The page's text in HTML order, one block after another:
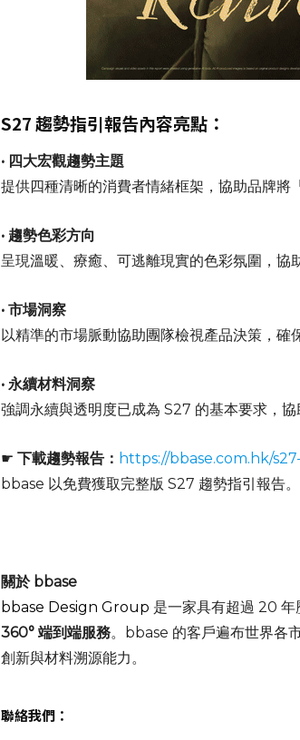
S27 趨勢指引報告內容亮點：
• 四大宏觀趨勢主題
提供四種清晰的消費者情緒框架，協助品牌將
• 趨勢色彩方向
呈現溫暖、療癒、可逃離現實的色彩氛圍，協
• 市場洞察
以精準的市場脈動協助團隊檢視產品決策，確
• 永續材料洞察
強調永續與透明度已成為 S27 的基本要求，
☛ 下載趨勢報告： https://bbase.com.hk/
bbase 以免費獲取完整版 S27 趨勢指引報告。
關於 bbase
bbase Design Group 是一家具有超過 20
360° 端到端服務。bbase 的客戶遍布世界各
創新與材料溯源能力。
聯絡我們：